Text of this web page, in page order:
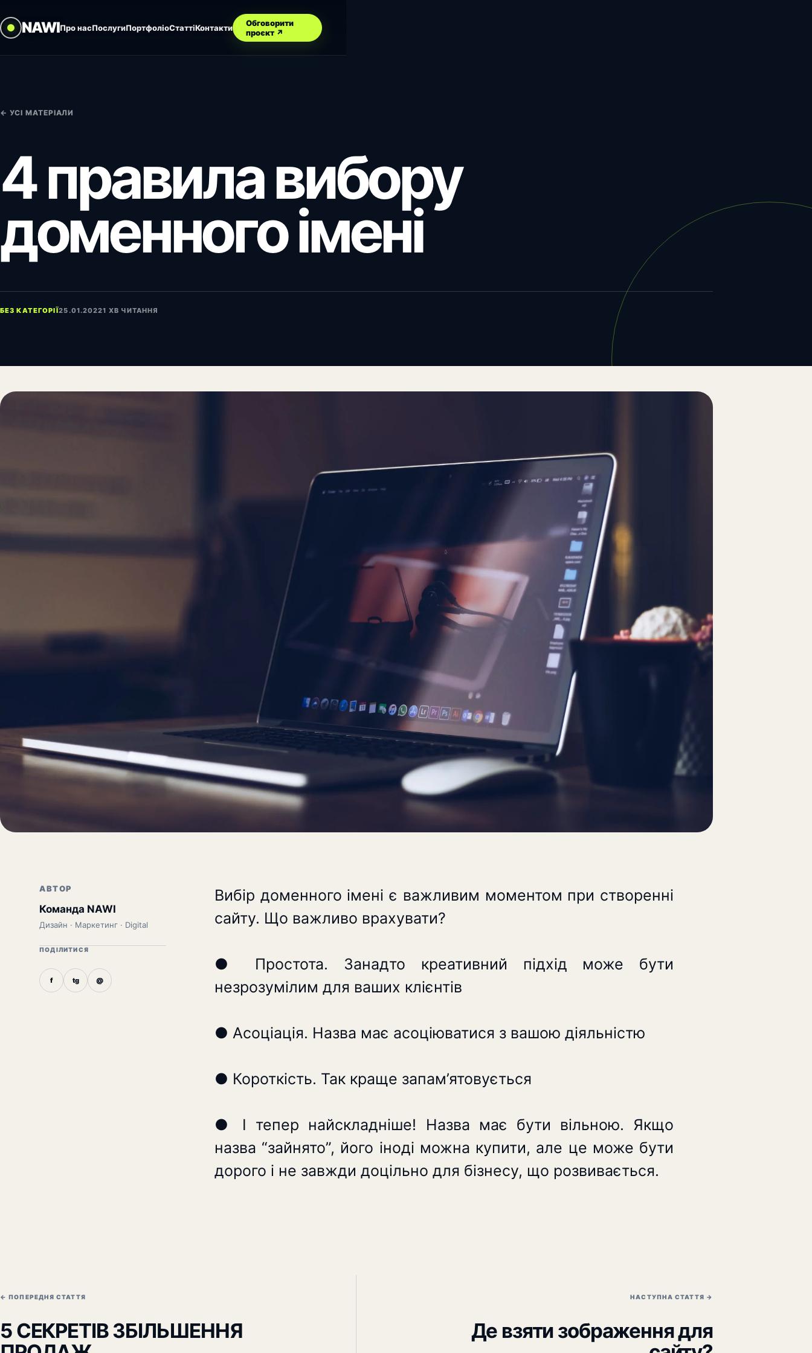
NAWIПро насПослугиПортфоліоСтаттіКонтакти
Обговорити
проєкт ↗
← УСІ МАТЕРІАЛИ
4 правила вибору
доменного імені
БЕЗ КАТЕГОРІЇ25.01.20221 ХВ ЧИТАННЯ
АВТОР
Команда NAWI
Дизайн · Маркетинг · Digital
ПОДІЛИТИСЯ
f tg @
Вибір доменного імені є важливим моментом при створенні
сайту. Що важливо врахувати?
● Простота. Занадто креативний підхід може бути
незрозумілим для ваших клієнтів
● Асоціація. Назва має асоціюватися з вашою діяльністю
● Короткість. Так краще запам’ятовується
● І тепер найскладніше! Назва має бути вільною. Якщо
назва “зайнято”, його іноді можна купити, але це може бути
дорого і не завжди доцільно для бізнесу, що розвивається.
← ПОПЕРЕДНЯ СТАТТЯ
5 СЕКРЕТІВ ЗБІЛЬШЕННЯ
НАСТУПНА СТАТТЯ →
Де взяти зображення для